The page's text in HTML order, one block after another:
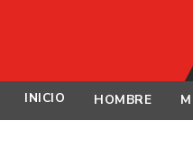
INICIO HOMBRE